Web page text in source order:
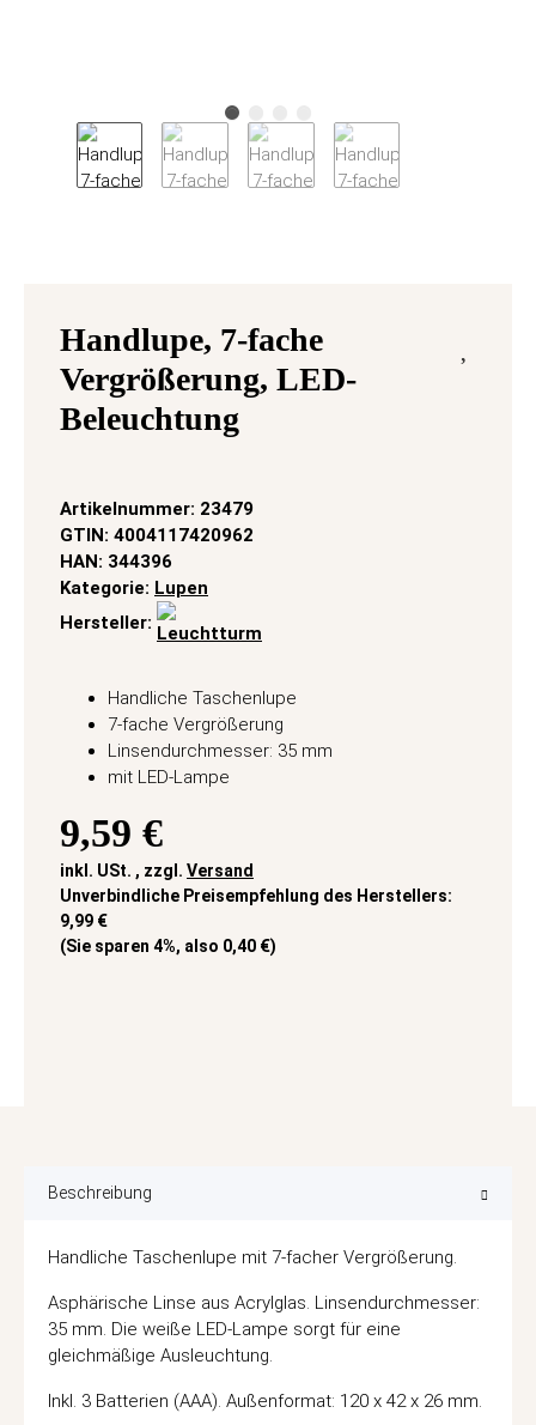
Handlupe, 7-fache
Vergrößerung, LED-
Beleuchtung
Artikelnummer: 23479
GTIN: 4004117420962
HAN: 344396
Kategorie: Lupen
Hersteller:
Handliche Taschenlupe
7-fache Vergrößerung
Linsendurchmesser: 35 mm
mit LED-Lampe
9,59 €
inkl. USt. , zzgl. Versand
Unverbindliche Preisempfehlung des Herstellers:
9,99 €
(Sie sparen 4%, also 0,40 €)
Beschreibung
Handliche Taschenlupe mit 7-facher Vergrößerung.
Asphärische Linse aus Acrylglas. Linsendurchmesser:
35 mm. Die weiße LED-Lampe sorgt für eine
gleichmäßige Ausleuchtung.
Inkl. 3 Batterien (AAA). Außenformat: 120 x 42 x 26 mm.